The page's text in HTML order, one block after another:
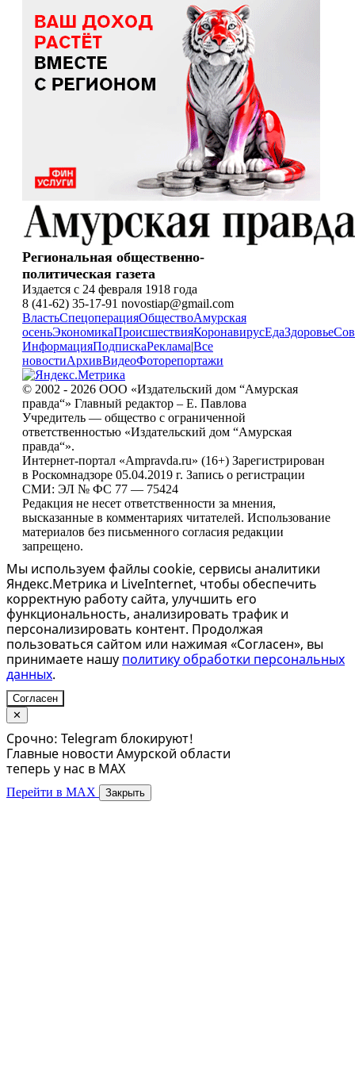
Региональная общественно-
политическая газета
Издается с 24 февраля 1918 года
8 (41-62) 35-17-91 novostiap@gmail.com
ВластьСпецоперацияОбществоАмурская
осеньЭкономикаПроисшествияКоронавирусЕдаЗдоровье
ИнформацияПодпискаРеклама|Все
новостиАрхивВидеоФоторепортажи
© 2002 - 2026 ООО «Издательский дом “Амурская
правда“» Главный редактор – Е. Павлова
Учредитель — общество с ограниченной
ответственностью «Издательский дом “Амурская
правда“».
Интернет-портал «Ampravda.ru» (16+) Зарегистрирован
в Роскомнадзоре 05.04.2019 г. Запись о регистрации
СМИ: ЭЛ № ФС 77 — 75424
Редакция не несет ответственности за мнения,
высказанные в комментариях читателей. Использование
материалов без письменного согласия редакции
запрещено.
Мы используем файлы cookie, сервисы аналитики
Яндекс.Метрика и LiveInternet, чтобы обеспечить
корректную работу сайта, улучшить его
функциональность, анализировать трафик и
персонализировать контент. Продолжая
пользоваться сайтом или нажимая «Согласен», вы
принимаете нашу политику обработки персональных
данных.
Согласен
✕
Срочно: Telegram блокируют!
Главные новости Амурской области
теперь у нас в MAX
Перейти в MAX Закрыть